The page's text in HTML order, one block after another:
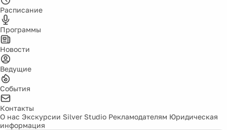
Расписание
Программы
Новости
Ведущие
События
Контакты
О нас Экскурсии Silver Studio Рекламодателям Юридическая
информация